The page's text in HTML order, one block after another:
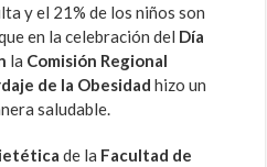
y el 21% de los niños son
en la celebración del Día
la Comisión Regional
de la Obesidad hizo un
saludable.
de la Facultad de